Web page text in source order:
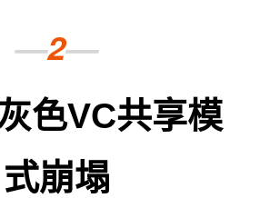
—2—
色VC共享模
式崩塌